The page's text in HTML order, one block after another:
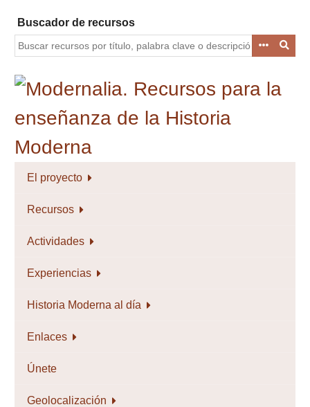
contenido
principal
Buscador de recursos
El proyecto
Recursos
Actividades
Experiencias
Historia Moderna al día
Enlaces
Únete
Geolocalización